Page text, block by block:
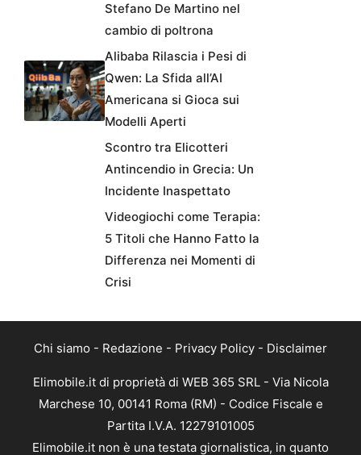
Stefano De Martino nel
cambio di poltrona
Alibaba Rilascia i Pesi di
Qwen: La Sfida all’AI
Americana si Gioca sui
Modelli Aperti
Scontro tra Elicotteri
Antincendio in Grecia: Un
Incidente Inaspettato
Videogiochi come Terapia:
5 Titoli che Hanno Fatto la
Differenza nei Momenti di
Crisi
Chi siamo - Redazione - Privacy Policy - Disclaimer
Elimobile.it di proprietà di WEB 365 SRL - Via Nicola
Marchese 10, 00141 Roma (RM) - Codice Fiscale e
Partita I.V.A. 12279101005
Elimobile.it non è una testata giornalistica, in quanto